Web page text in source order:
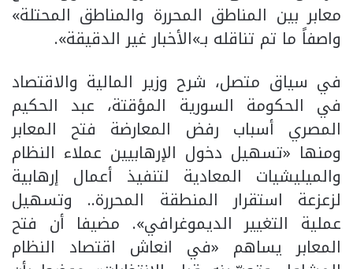
معابر بين المناطق المحررة والمناطق المحتلة»
واصفاً ما تم تناقله بـ»الأخبار غير الدقيقة».
في سياق متصل، شرح وزير المالية والاقتصاد
في الحكومة السورية المؤقتة، عبد الحكيم
المصري أسباب رفض المعارضة فتح المعابر
ومنها «تسهيل دخول الإرهابيين عملاء النظام
والميليشيات المعادية لتنفيذ أعمال إرهابية
لزعزعة استقرار المنطقة المحررة.. وتسهيل
عملية التغيير الديموغرافي». مضيفا أن فتح
المعابر يساهم «في انعاش اقتصاد النظام